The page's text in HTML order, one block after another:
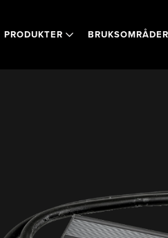
PRODUKTER BRUKSOMRÅDER